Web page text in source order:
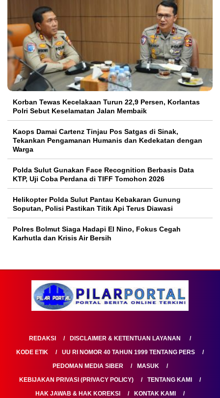
Korban Tewas Kecelakaan Turun 22,9 Persen, Korlantas
Polri Sebut Keselamatan Jalan Membaik
Kaops Damai Cartenz Tinjau Pos Satgas di Sinak,
Tekankan Pengamanan Humanis dan Kedekatan dengan
Warga
Polda Sulut Gunakan Face Recognition Berbasis Data
KTP, Uji Coba Perdana di TIFF Tomohon 2026
Helikopter Polda Sulut Pantau Kebakaran Gunung
Soputan, Polisi Pastikan Titik Api Terus Diawasi
Polres Bolmut Siaga Hadapi El Nino, Fokus Cegah
Karhutla dan Krisis Air Bersih
REDAKSI
DISCLAIMER & KETENTUAN LAYANAN
KODE ETIK
UU RI NOMOR 40 TAHUN 1999 TENTANG PERS
PEDOMAN MEDIA SIBER
MASUK
KEBIJAKAN PRIVASI (PRIVACY POLICY)
TENTANG KAMI
HAK JAWAB & HAK KOREKSI
KONTAK KAMI